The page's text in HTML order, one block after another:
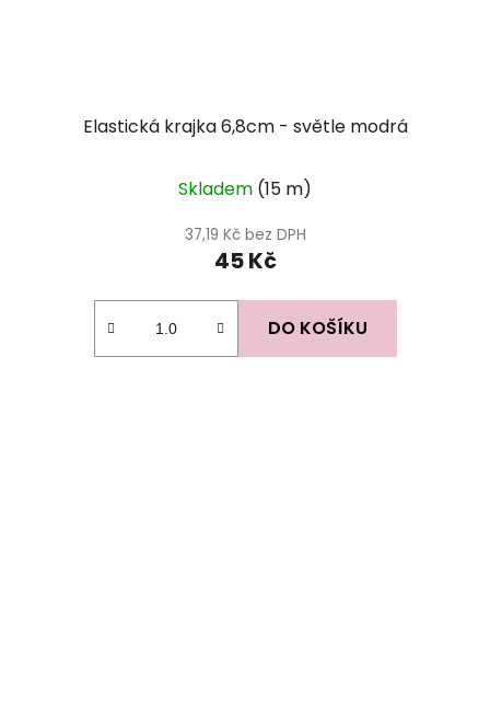
Elastická krajka 6,8cm - světle modrá
Skladem (15 m)
37,19 Kč bez DPH
45 Kč
DO KOŠÍKU